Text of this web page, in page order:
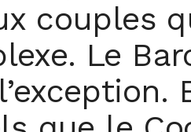
couples
Le